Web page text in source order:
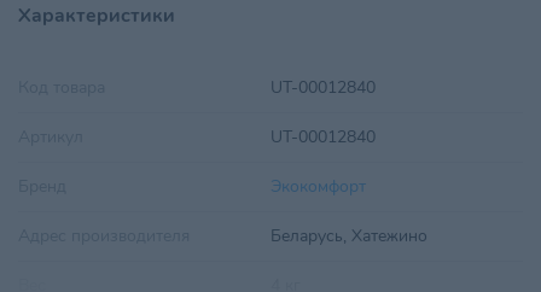
Характеристики
UT-00012840
UT-00012840
Экокомфорт
Беларусь, Хатежино